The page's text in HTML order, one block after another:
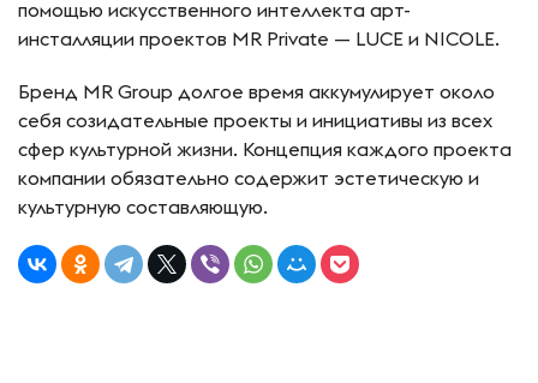
помощью искусственного интеллекта арт-
инсталляции проектов MR Private — LUCE и NICOLE.
Бренд MR Group долгое время аккумулирует около
себя созидательные проекты и инициативы из всех
сфер культурной жизни. Концепция каждого проекта
компании обязательно содержит эстетическую и
культурную составляющую.